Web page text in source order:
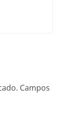
Campos